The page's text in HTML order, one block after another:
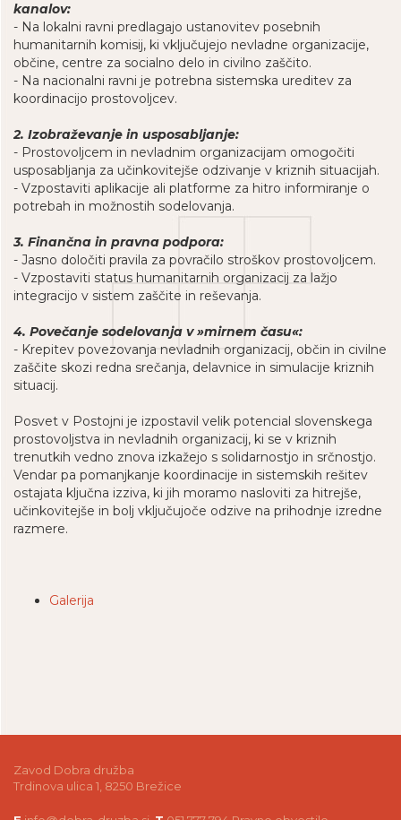
kanalov:
- Na lokalni ravni predlagajo ustanovitev posebnih
humanitarnih komisij, ki vključujejo nevladne organizacije,
občine, centre za socialno delo in civilno zaščito.
- Na nacionalni ravni je potrebna sistemska ureditev za
koordinacijo prostovoljcev.
2. Izobraževanje in usposabljanje:
- Prostovoljcem in nevladnim organizacijam omogočiti
usposabljanja za učinkovitejše odzivanje v kriznih situacijah.
- Vzpostaviti aplikacije ali platforme za hitro informiranje o
potrebah in možnostih sodelovanja.
3. Finančna in pravna podpora:
- Jasno določiti pravila za povračilo stroškov prostovoljcem.
- Vzpostaviti status humanitarnih organizacij za lažjo
integracijo v sistem zaščite in reševanja.
4. Povečanje sodelovanja v »mirnem času«:
- Krepitev povezovanja nevladnih organizacij, občin in civilne
zaščite skozi redna srečanja, delavnice in simulacije kriznih
situacij.
Posvet v Postojni je izpostavil velik potencial slovenskega
prostovoljstva in nevladnih organizacij, ki se v kriznih
trenutkih vedno znova izkažejo s solidarnostjo in srčnostjo.
Vendar pa pomanjkanje koordinacije in sistemskih rešitev
ostajata ključna izziva, ki jih moramo nasloviti za hitrejše,
učinkovitejše in bolj vključujoče odzive na prihodnje izredne
razmere.
Galerija
Zavod Dobra družba
Trdinova ulica 1, 8250 Brežice